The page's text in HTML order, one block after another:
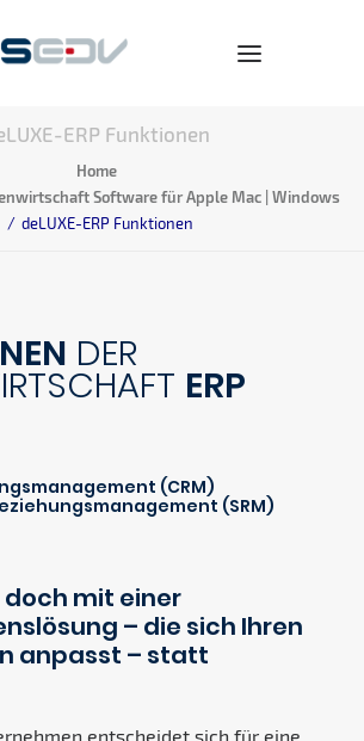
ERP Funktionen
Home
Software für Apple Mac | Windows
deLUXE-ERP Funktionen
DER
ERP
(CRM)
(SRM)
doch mit einer
– die sich Ihren
anpasst – statt
entscheidet sich für eine